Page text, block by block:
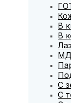
В
В
С
С